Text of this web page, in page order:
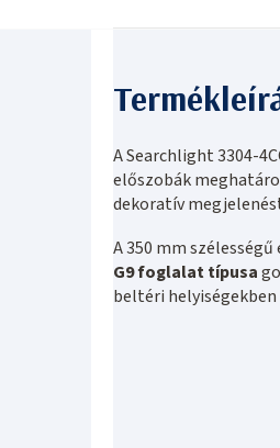
A Searchlight 3304-
előszobák
dekoratív
A 350 mm
G9 foglalat típusa
beltéri